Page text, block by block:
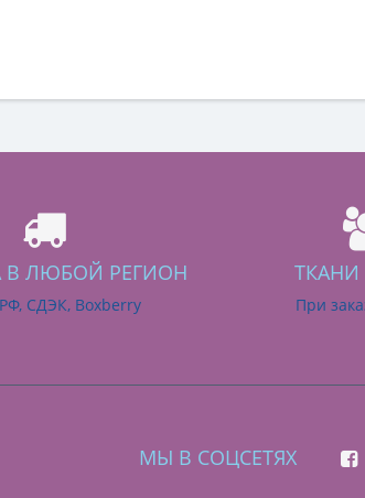
В ЛЮБОЙ РЕГИОН
СДЭК, Boxberry При
МЫ В СОЦСЕТЯХ